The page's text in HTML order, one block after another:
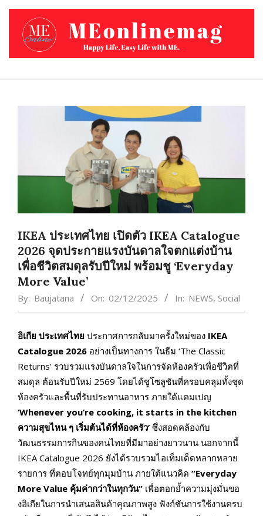
Skip
content
Primary
IKEA ประเทศไทย เปิดตัว IKEA Catalogue
2026 จุดประกายแรงบันดาลใจตกแต่งบ้าน
เพื่อชีวิตสมดุลรับปีใหม่ พร้อมชู ‘Everyday
More Value’
By: Baujatana On: 02/12/2025 In: NEWS, Social
อิเกีย ประเทศไทย ประกาศการกลับมาครั้งใหม่ของ IKEA
Catalogue 2026 อย่างเป็นทางการ ในธีม ‘The Classic
Returns’ รวบรวมแรงบันดาลใจในการจัดห้องครัวเพื่อชีวิตที่
สมดุล ต้อนรับปีใหม่ 2569 โดยได้ชูโซลูชันที่ครอบคลุมทั้งชุด
ห้องครัวและพื้นที่รับประทานอาหาร ภายใต้แคมเปญ
‘Whenever you’re cooking, it starts in the kitchen
ความสุขไหน ๆ เริ่มต้นได้ที่ห้องครัว’ ซึ่งสอดคล้องกับ
วัฒนธรรมการกินของคนไทยที่มีมาอย่างยาวนาน นอกจากนี้
IKEA Catalogue 2026 ยังได้รวบรวมไอเท็มเด็ดหลากหลาย
รายการ ที่ตอบโจทย์ทุกมุมบ้าน ภายใต้แนวคิด “Everyday
More Value คุ้มค่ากว่าในทุกวัน” เพื่อตอกย้ำความมุ่งมั่นขอ
งอิเกียในการนำเสนอสินค้าคุณภาพสูง ฟังก์ชันการใช้งานครบ